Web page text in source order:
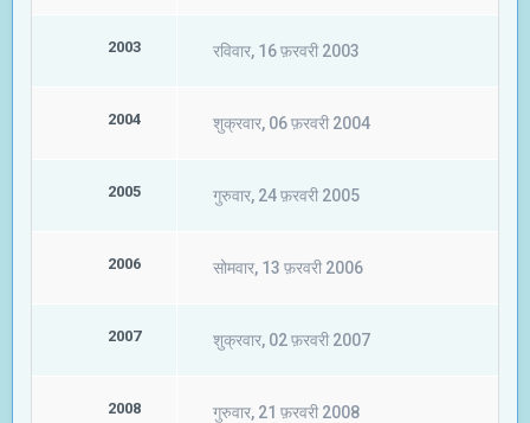
2003 रविवार, 16 फ़रवरी 2003
2004 शुक्रवार, 06 फ़रवरी 2004
2005 गुरुवार, 24 फ़रवरी 2005
2006 सोमवार, 13 फ़रवरी 2006
2007 शुक्रवार, 02 फ़रवरी 2007
2008 गुरुवार, 21 फ़रवरी 2008